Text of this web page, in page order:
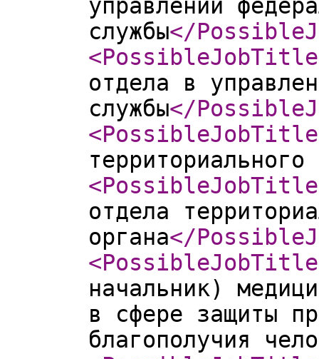
управлении
службы</
<PossibleJobTitle
отдела в
службы</
<PossibleJobTitle
территориального
<PossibleJobTitle
отдела
органа</
<PossibleJobTitle
начальник)
в сфере защиты
благополучия